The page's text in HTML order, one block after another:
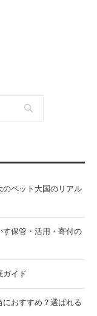
ペット大国のリアル
保管・活用・寄付の
ガイド
におすすめ？選ばれる